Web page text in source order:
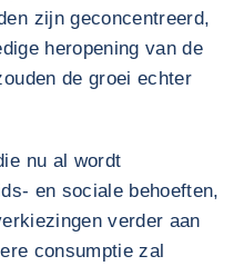
zijn geconcentreerd,
heropening van de
de groei echter
nu al wordt
en sociale behoeften,
verder aan
consumptie zal